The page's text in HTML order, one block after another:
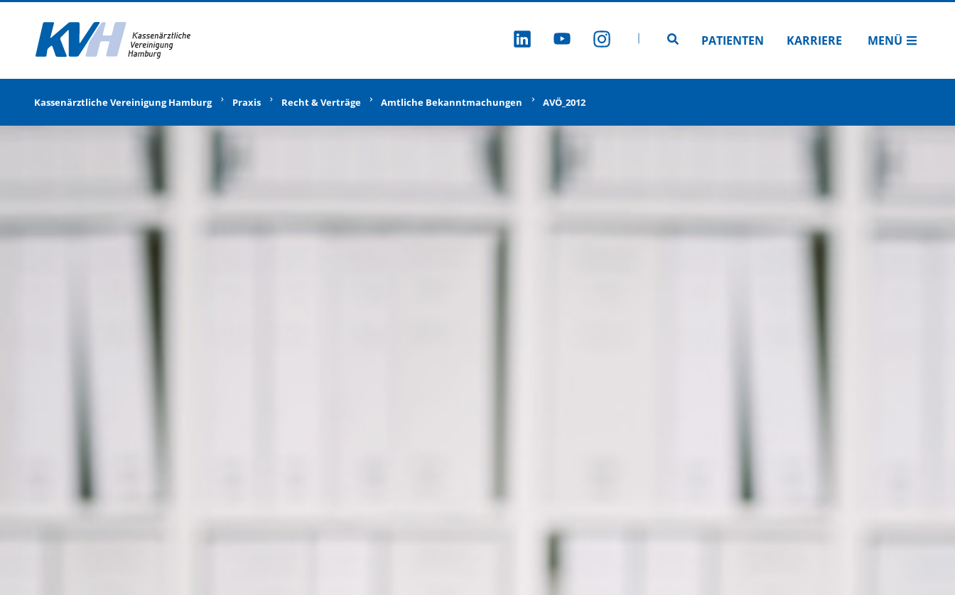
ZU LINKEDIN
ZU YOUTUBE
ZU INSTAGRAM
Zur Seitensuche
PATIENTEN KARRIERE MENÜ
Kassenärztliche Vereinigung Hamburg Praxis Recht & Verträge Amtliche Bekanntmachungen AVÖ_2012